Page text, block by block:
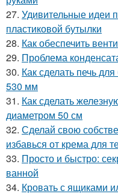
27. Удивительные идеи
пластиковой бутылки
28. Как обеспечить
29. Проблема
30. Как сделать печь
530 мм
31. Как сделать
диаметром 50 см
32. Сделай свою
избавься от крема для
33. Просто и быстро:
ванной
34. Кровать с ящиками